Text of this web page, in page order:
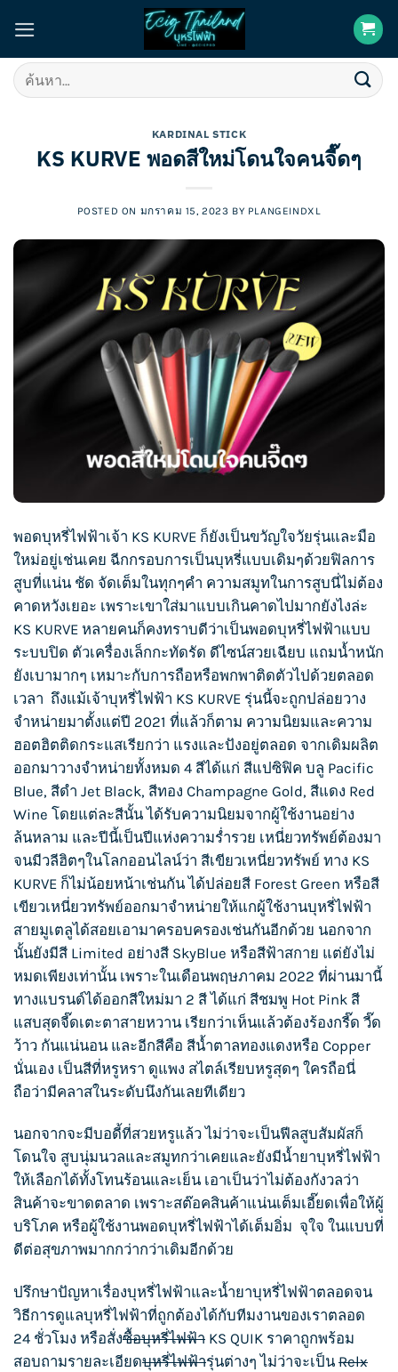
content
ค้นหา:
KARDINAL STICK
KS KURVE พอดสีใหม่โดนใจคนจี๊ดๆ
POSTED ON มกราคม 15, 2023 BY PLANGEINDXL
พอดบุหรี่ไฟฟ้าเจ้า KS KURVE ก็ยังเป็นขวัญใจวัยรุ่นและมือ
ใหม่อยู่เช่นเคย ฉีกกรอบการเป็นบุหรี่แบบเดิมๆด้วยฟิลการ
สูบที่แน่น ชัด จัดเต็มในทุกๆคำ ความสมูทในการสูบนี่ไม่ต้อง
คาดหวังเยอะ เพราะเขาใส่มาแบบเกินคาดไปมากยังไงล่ะ
KS KURVE หลายคนก็คงทราบดีว่าเป็นพอดบุหรี่ไฟฟ้าแบบ
ระบบปิด ตัวเครื่องเล็กกะทัดรัด ดีไซน์สวยเฉียบ แถมน้ำหนัก
ยังเบามากๆ เหมาะกับการถือหรือพกพาติดตัวไปด้วยตลอด
เวลา ถึงแม้เจ้าบุหรี่ไฟฟ้า KS KURVE รุ่นนี้จะถูกปล่อยวาง
จำหน่ายมาตั้งแต่ปี 2021 ที่แล้วก็ตาม ความนิยมและความ
ฮอตฮิตติดกระแสเรียกว่า แรงและปังอยู่ตลอด จากเดิมผลิต
ออกมาวางจำหน่ายทั้งหมด 4 สีได้แก่ สีแปซิฟิค บลู Pacific
Blue, สีดำ Jet Black, สีทอง Champagne Gold, สีแดง Red
Wine โดยแต่ละสีนั้น ได้รับความนิยมจากผู้ใช้งานอย่าง
ล้นหลาม และปีนี้เป็นปีแห่งความร่ำรวย เหนี่ยวทรัพย์ต้องมา
จนมีวลีฮิตๆในโลกออนไลน์ว่า สีเขียวเหนี่ยวทรัพย์ ทาง KS
KURVE ก็ไม่น้อยหน้าเช่นกัน ได้ปล่อยสี Forest Green หรือสี
เขียวเหนี่ยวทรัพย์ออกมาจำหน่ายให้แกผู้ใช้งานบุหรี่ไฟฟ้า
สายมูเตลูได้สอยเอามาครอบครองเช่นกันอีกด้วย นอกจาก
นั้นยังมีสี Limited อย่างสี SkyBlue หรือสีฟ้าสกาย แต่ยังไม่
หมดเพียงเท่านั้น เพราะในเดือนพฤษภาคม 2022 ที่ผ่านมานี้
ทางแบรนด์ได้ออกสีใหม่มา 2 สี ได้แก่ สีชมพู Hot Pink สี
แสบสุดจี๊ดเตะตาสายหวาน เรียกว่าเห็นแล้วต้องร้องกรี๊ด วี๊ด
ว้าว กันแน่นอน และอีกสีคือ สีน้ำตาลทองแดงหรือ Copper
นั่นเอง เป็นสีที่หรูหรา ดูแพง สไตล์เรียบหรูสุดๆ ใครถือนี่
ถือว่ามีคลาสในระดับนึงกันเลยทีเดียว
นอกจากจะมีบอดี้ที่สวยหรูแล้ว ไม่ว่าจะเป็นฟีลสูบสัมผัสก็
โดนใจ สูบนุ่มนวลและสมูทกว่าเคยและยังมีน้ำยาบุหรี่ไฟฟ้า
ให้เลือกได้ทั้งโทนร้อนและเย็น เอาเป็นว่าไม่ต้องกังวลว่า
สินค้าจะขาดตลาด เพราะสต๊อคสินค้าแน่นเต็มเอี๊ยดเพื่อให้ผู้
บริโภค หรือผู้ใช้งานพอดบุหรี่ไฟฟ้าได้เต็มอิ่ม จุใจ ในแบบที่
ดีต่อสุขภาพมากกว่ากว่าเดิมอีกด้วย
ปรึกษาปัญหาเรื่องบุหรี่ไฟฟ้าและน้ำยาบุหรี่ไฟฟ้าตลอดจน
วิธีการดูแลบุหรี่ไฟฟ้าที่ถูกต้องได้กับทีมงานของเราตลอด
24 ชั่วโมง หรือสั่งซื้อบุหรี่ไฟฟ้า KS QUIK ราคาถูกพร้อม
สอบถามรายละเอียดบุหรี่ไฟฟ้ารุ่นต่างๆ ไม่ว่าจะเป็น Relx